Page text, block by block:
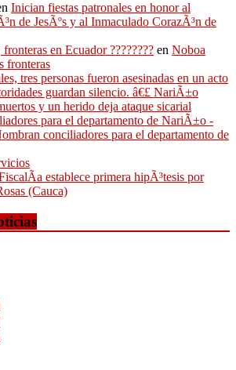
Inician fiestas patronales en honor al
de JesÃºs y al Inmaculado CorazÃ³n de
en Ecuador ???????? en Noboa
fronteras
tres personas fueron asesinadas en un acto
guardan silencio. â€£ NariÃ±o
y un herido deja ataque sicarial
para el departamento de NariÃ±o -
conciliadores para el departamento de
establece primera hipÃ³tesis por
(Cauca)